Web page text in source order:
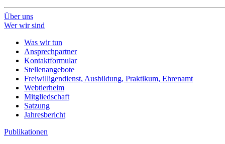
Über uns
Wer wir sind
Was wir tun
Ansprechpartner
Kontaktformular
Stellenangebote
Freiwilligendienst, Ausbildung, Praktikum, Ehrenamt
Webtierheim
Mitgliedschaft
Satzung
Jahresbericht
Publikationen